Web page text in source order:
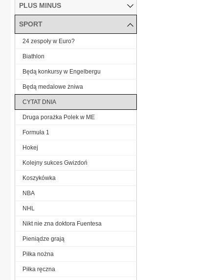
PLUS MINUS
SPORT
24 zespoły w Euro?
Biathlon
Będą konkursy w Engelbergu
Będą medalowe żniwa
CYTAT DNIA
Druga porażka Polek w ME
Formuła 1
Hokej
Kolejny sukces Gwizdoń
Koszykówka
NBA
NHL
Nikt nie zna doktora Fuentesa
Pieniądze grają
Piłka nożna
Piłka ręczna